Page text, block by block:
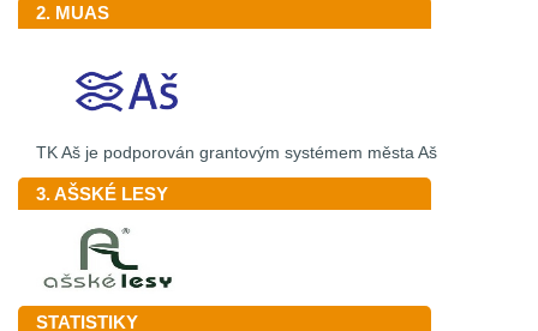
2. MUAS
TK Aš je podporován grantovým systémem města Aš
3. AŠSKÉ LESY
STATISTIKY